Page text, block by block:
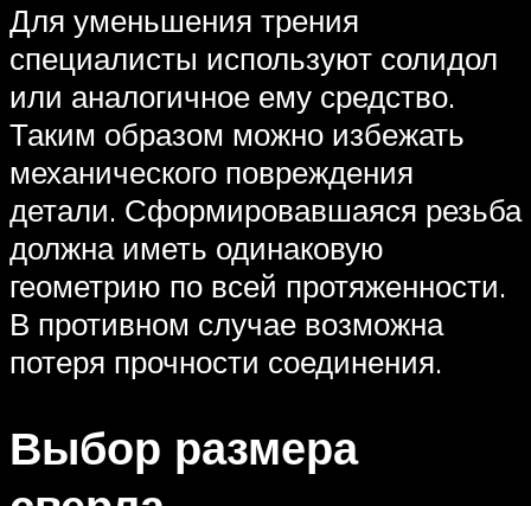
Для уменьшения трения
специалисты используют солидол
или аналогичное ему средство.
Таким образом можно избежать
механического повреждения
детали. Сформировавшаяся резьба
должна иметь одинаковую
геометрию по всей протяженности.
В противном случае возможна
потеря прочности соединения.
Выбор размера